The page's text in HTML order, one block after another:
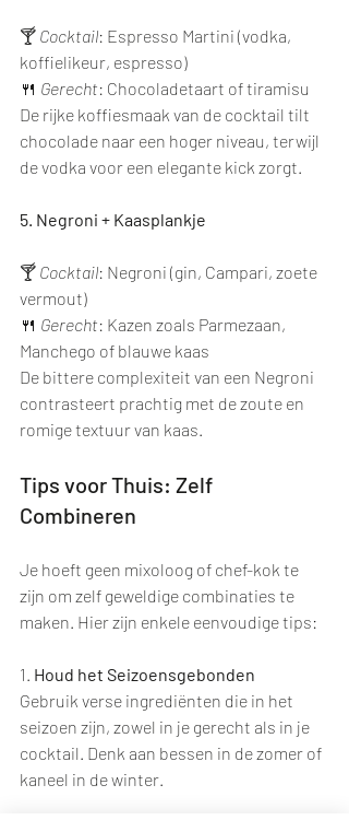
🍸 Cocktail: Espresso Martini (vodka,
koffielikeur, espresso)
🍴 Gerecht: Chocoladetaart of tiramisu
De rijke koffiesmaak van de cocktail tilt
chocolade naar een hoger niveau, terwijl
de vodka voor een elegante kick zorgt.
5. Negroni + Kaasplankje
🍸 Cocktail: Negroni (gin, Campari, zoete
vermout)
🍴 Gerecht: Kazen zoals Parmezaan,
Manchego of blauwe kaas
De bittere complexiteit van een Negroni
contrasteert prachtig met de zoute en
romige textuur van kaas.
Tips voor Thuis: Zelf
Combineren
Je hoeft geen mixoloog of chef-kok te
zijn om zelf geweldige combinaties te
maken. Hier zijn enkele eenvoudige tips:
1. Houd het Seizoensgebonden
Gebruik verse ingrediënten die in het
seizoen zijn, zowel in je gerecht als in je
cocktail. Denk aan bessen in de zomer of
kaneel in de winter.